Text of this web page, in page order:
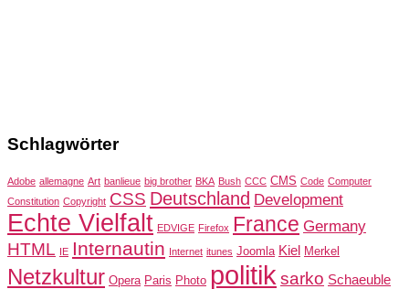
Schlagwörter
Adobe allemagne Art banlieue big brother BKA Bush CCC CMS Code Computer
Constitution Copyright CSS Deutschland Development
Echte Vielfalt EDVIGE Firefox France Germany
HTML IE Internautin Internet itunes Joomla Kiel Merkel
Netzkultur Opera Paris Photo politik sarko Schaeuble